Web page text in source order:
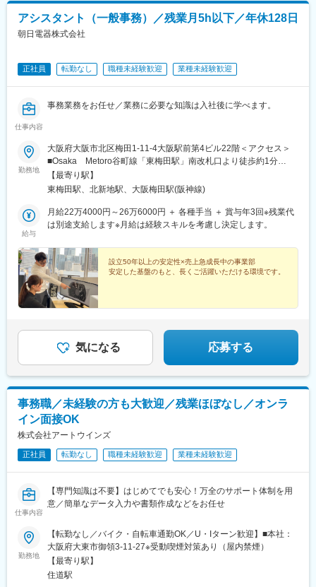
アシスタント（一般事務）／残業月5h以下／年休128日
朝日電器株式会社
正社員 転勤なし 職種未経験歓迎 業種未経験歓迎
仕事内容
事務業務をお任せ／業務に必要な知識は入社後に学べます。
勤務地
大阪府大阪市北区梅田1-11-4大阪駅前第4ビル22階＜アクセス＞
■Osaka Metoro谷町線「東梅田駅」南改札口より徒歩約1分
■Osaka Metoro御堂筋線「梅田駅」南改札口より徒歩約5分
■Osaka Metoro四ツ橋線「西梅田駅」南7-Aより徒歩約5分■JR東
分■ 阪神各線「梅田駅」より徒歩約5分■ 阪急各線「梅田駅」より
徒歩約10分※転勤なし※受動喫煙対策：屋内全面禁煙
【最寄り駅】
東梅田駅、北新地駅、大阪梅田駅(阪神線)
給与
月給22万4000円～26万6000円 ＋ 各種手当 ＋ 賞与年3回※残業代
は別途支給します※月給は経験スキルを考慮し決定します。
設立50年以上の安定性×売上急成長中の事業部
安定した基盤のもと、長くご活躍いただける環境です。
気になる 応募する
事務職／未経験の方も大歓迎／残業ほぼなし／オンラ
イン面接OK
株式会社アートウインズ
正社員 転勤なし 職種未経験歓迎 業種未経験歓迎
仕事内容
【専門知識は不要】はじめてでも安心！万全のサポート体制を用
意／簡単なデータ入力や書類作成などをお任せ
勤務地
【転勤なし／バイク・自転車通勤OK／U・Iターン歓迎】■本社：
大阪府大東市御領3-11-27※受動喫煙対策あり（屋内禁煙）
【最寄り駅】
住道駅